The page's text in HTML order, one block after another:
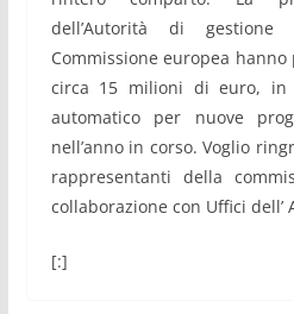
dell’Autorità di
Commissione europea
circa 15 milioni di euro, in
automatico per nuove
nell’anno in corso. Voglio
rappresentanti della
collaborazione con Uffici dell’
[:]